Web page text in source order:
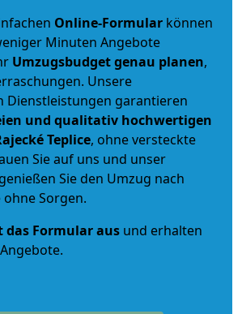
Online-Formular können
Minuten Angebote
Umzugsbudgetgenau planen,
Unsere
Dienstleistungen garantieren
und qualitativ hochwertigen
Teplice, ohne versteckte
Sie auf uns und unser
Sie den Umzug nach
ohne Sorgen.
das Formular aus und erhalten